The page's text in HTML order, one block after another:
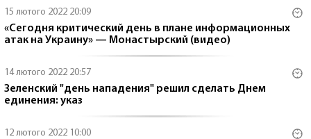
15 лютого 2022 20:09
«Сегодня критический день в плане информационных
атак на Украину» — Монастырский (видео)
14 лютого 2022 20:57
Зеленский "день нападения" решил сделать Днем
единения: указ
12 лютого 2022 10:00